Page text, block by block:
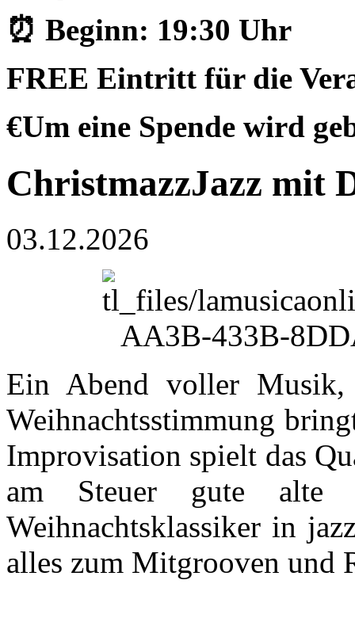
⏰ Beginn: 19:30 Uhr
FREE Eintritt für die
€Um eine Spende wird
ChristmazzJazz mit
03.12.2026
Ein Abend voller Musik,
Weihnachtsstimmung
Improvisation spielt das
am Steuer gute alte
Weihnachtsklassiker in
alles zum Mitgrooven und